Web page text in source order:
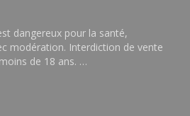
dangereux pour la santé,
modération. Interdiction de vente
de 18 ans. …